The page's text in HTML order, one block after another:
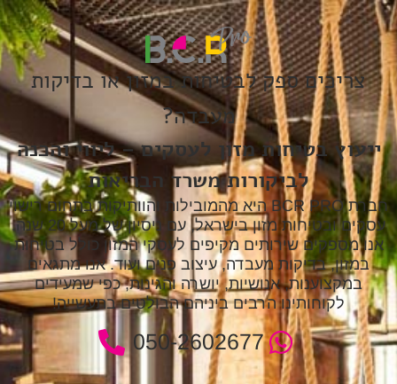
צריכים ספק לבטיחות במזון או בדיקות
מעבדה?
ייעוץ בטיחות מזון לעסקים – ליווי והכנה
לביקורות משרד הבריאות
חברת BCR PRO היא מהמובילות והוותיקות בתחום רישוי
עסקים ובטיחות מזון בישראל, עם ניסיון של מעל 20 שנה.
אנו מספקים שירותים מקיפים לעסקי המזון כולל בטיחות
במזון, בדיקות מעבדה, עיצוב פנים ועוד. אנו מתגאים
במקצוענות, אנושיות, יושרה והגינות, כפי שמעידים
לקוחותינו הרבים ביניהם הבולטים בתעשייה!
050-2602677